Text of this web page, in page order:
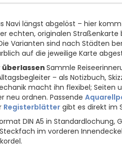
Navi längst abgelöst – hier
echten, originalen
Varianten sind nach Städten
auf die jeweilige Karte
überlassen Sammle
– als Notizbuch,
macht ihn flexibel; Seiten
neu ordnen. Passende
Registerblätter gibt es direkt im
DIN A5 in Standardlochung,
im vorderen